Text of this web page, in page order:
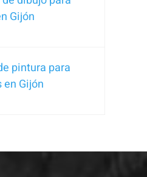
Gijón
pintura para
en Gijón
mejor posible
rechaza estas
cookies,